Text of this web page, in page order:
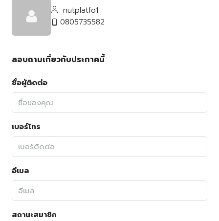
nutplatfo1
0805735582
สอบถามเกี่ยวกับประกาศนี้
ชื่อผู้ติดต่อ
เบอร์โทร
อีเมล
สถานะสมาชิก